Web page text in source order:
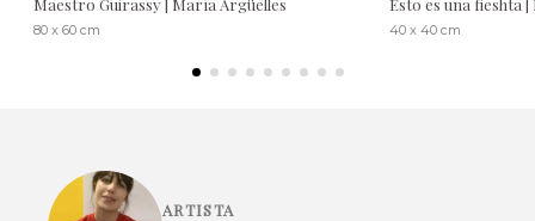
Maestro Guirassy | María Argüelles
80 x 60 cm
Esto es una fieshta
40 x 40 cm
ARTISTA